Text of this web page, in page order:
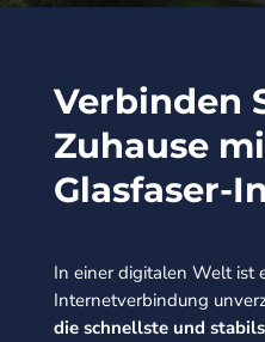
Verbinden
Zuhause
Glasfaser-
In einer digitalen Welt ist
Internetverbindung
die schnellste und